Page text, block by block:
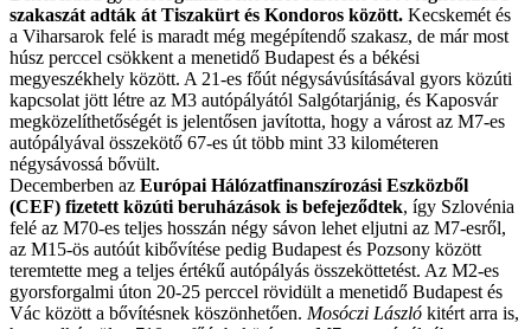
szakaszát adták át Tiszakürt és Kondoros között. Kecskemét és
a Viharsarok felé is maradt még megépítendő szakasz, de már most
húsz perccel csökkent a menetidő Budapest és a békési
megyeszékhely között. A 21-es főút négysávúsításával gyors közúti
kapcsolat jött létre az M3 autópályától Salgótarjánig, és Kaposvár
megközelíthetőségét is jelentősen javította, hogy a várost az M7-es
autópályával összekötő 67-es út több mint 33 kilométeren
négysávossá bővült.
Decemberben az Európai Hálózatfinanszírozási Eszközből
(CEF) fizetett közúti beruházások is befejeződtek, így Szlovénia
felé az M70-es teljes hosszán négy sávon lehet eljutni az M7-esről,
az M15-ös autóút kibővítése pedig Budapest és Pozsony között
teremtette meg a teljes értékű autópályás összeköttetést. Az M2-es
gyorsforgalmi úton 20-25 perccel rövidült a menetidő Budapest és
Vác között a bővítésnek köszönhetően. Mosóczi László kitért arra is,